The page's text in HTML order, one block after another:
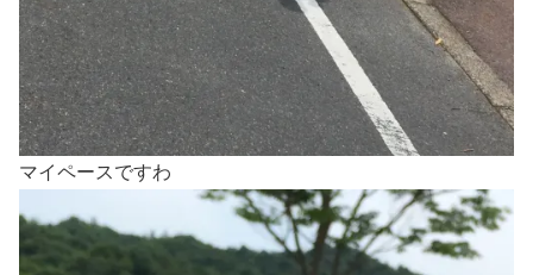
マイペースですわ